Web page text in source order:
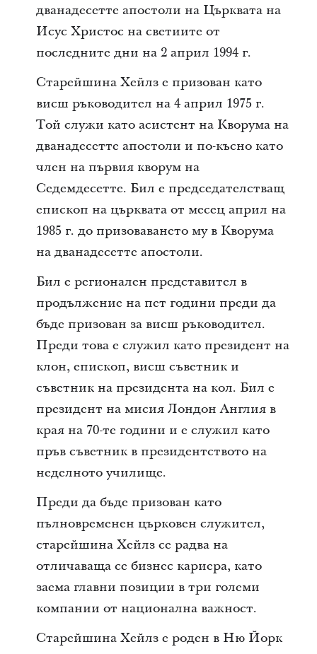
дванадесетте апостоли на Църквата на
Исус Христос на светиите от
последните дни на 2 април 1994 г.
Старейшина Хейлз е призован като
висш ръководител на 4 април 1975 г.
Той служи като асистент на Кворума на
дванадесетте апостоли и по-късно като
член на първия кворум на
Седемдесетте. Бил е председателстващ
епископ на църквата от месец април на
1985 г. до призоваването му в Кворума
на дванадесетте апостоли.
Бил е регионален представител в
продължение на пет години преди да
бъде призован за висш ръководител.
Преди това е служил като президент на
клон, епископ, висш съветник и
съветник на президента на кол. Бил е
президент на мисия Лондон Англия в
края на 70-те години и е служил като
пръв съветник в президентството на
неделното училище.
Преди да бъде призован като
пълновременен църковен служител,
старейшина Хейлз се радва на
отличаваща се бизнес кариера, като
заема главни позиции в три големи
компании от национална важност.
Старейшина Хейлз е роден в Ню Йорк